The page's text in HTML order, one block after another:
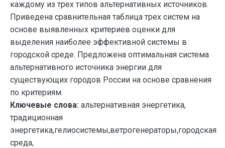
каждому из трех типов альтернативных источников.
Приведена сравнительная таблица трех систем на
основе выявленных критериев оценки для
выделения наиболее эффективной системы в
городской среде. Предложена оптимальная система
альтернативного источника энергии для
существующих городов России на основе сравнения
по критериям.
Ключевые слова: альтернативная энергетика,
традиционная
энергетика,гелиосистемы,ветрогенераторы,городская
среда,